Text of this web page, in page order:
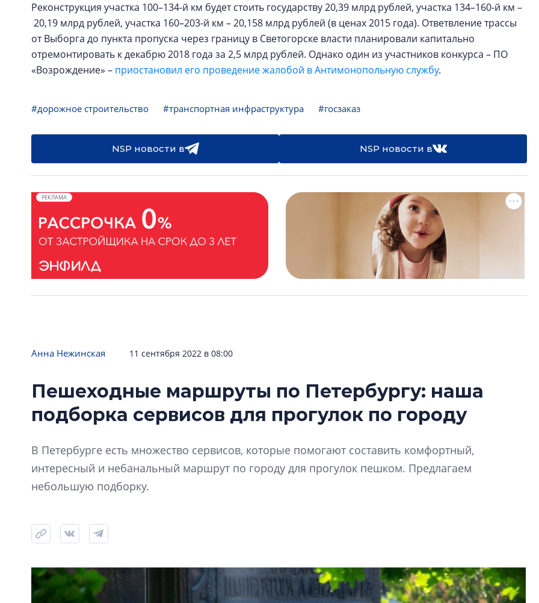
Реконструкция участка 100–134-й км будет стоить государству 20,39 млрд рублей, участка 134–160-й км –
20,19 млрд рублей, участка 160–203-й км – 20,158 млрд рублей (в ценах 2015 года). Ответвление трассы
от Выборга до пункта пропуска через границу в Светогорске власти планировали капитально
отремонтировать к декабрю 2018 года за 2,5 млрд рублей. Однако один из участников конкурса – ПО
«Возрождение» – приостановил его проведение жалобой в Антимонопольную службу.
#дорожное строительство #транспортная инфраструктура #госзаказ
NSP новости в NSP новости в
РЕКЛАМА
Анна Нежинская 11 сентября 2022 в 08:00
Пешеходные маршруты по Петербургу: наша
подборка сервисов для прогулок по городу
В Петербурге есть множество сервисов, которые помогают составить комфортный,
интересный и небанальный маршрут по городу для прогулок пешком. Предлагаем
небольшую подборку.
Роман
перемен в ЖК
даже
Девелопер
электромобиль
апарты, которые
приблизятся к
уровню сервиса,